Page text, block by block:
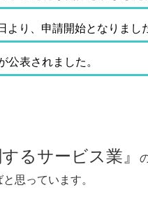
り、申請開始となりまし
表されました。
るサービス業』
思っています。